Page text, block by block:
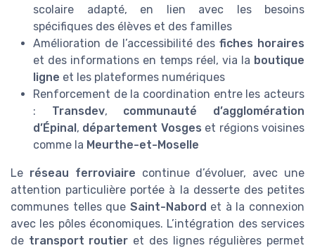
scolaire adapté, en lien avec les besoins
spécifiques des élèves et des familles
Amélioration de l’accessibilité desfiches horaires
et des informations en temps réel, via la boutique
ligne et les plateformes numériques
Renforcement de la coordination entre les acteurs
: Transdev, communauté d’agglomération
d’Épinal, département Vosges et régions voisines
comme la Meurthe-et-Moselle
Le réseau ferroviaire continue d’évoluer, avec une
attention particulière portée à la desserte des petites
communes telles que Saint-Nabord et à la connexion
avec les pôles économiques. L’intégration des services
de transport routier et des lignes régulières permet